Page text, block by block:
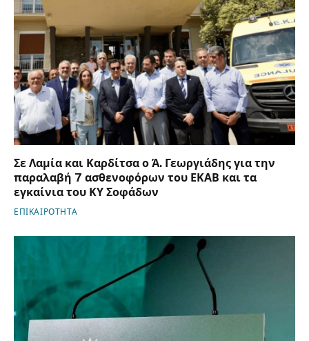
Σε Λαμία και Καρδίτσα ο Ά. Γεωργιάδης για την
παραλαβή 7 ασθενοφόρων του ΕΚΑΒ και τα
εγκαίνια του ΚΥ Σοφάδων
ΕΠΙΚΑΙΡΟΤΗΤΑ